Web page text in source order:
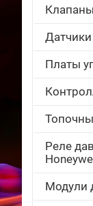
Клапаны
Датчики
Платы
Реле
Honeywell
Модули